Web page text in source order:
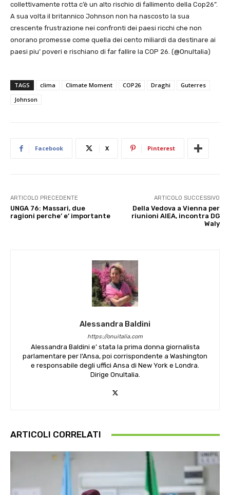
collettivamente rotta c’è un alto rischio di fallimento della Cop26”.
A sua volta il britannico Johnson non ha nascosto la sua
crescente frustrazione nei confronti dei paesi ricchi che non
onorano promesse come quella dei cento miliardi da destinare ai
paesi piu’ poveri e rischiano di far fallire la COP 26. (@OnuItalia)
TAGS clima Climate Moment COP26 Draghi
Guterres
Johnson
Facebook X Pinterest
ARTICOLO PRECEDENTE
UNGA 76: Massari, due
ragioni perche’ e’ importante
ARTICOLO SUCCESSIVO
Della Vedova a Vienna per
riunioni AIEA, incontra DG
Waly
Alessandra Baldini
https://onuitalia.com
Alessandra Baldini e’ stata la prima donna giornalista
parlamentare per l’Ansa, poi corrispondente a Washington
e responsabile degli uffici Ansa di New York e Londra.
Dirige OnuItalia.
ARTICOLI CORRELATI